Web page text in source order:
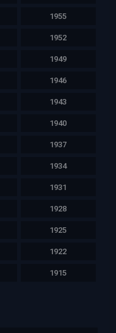
1955
1952
1949
1946
1943
1940
1937
1934
1931
1928
1925
1922
1915